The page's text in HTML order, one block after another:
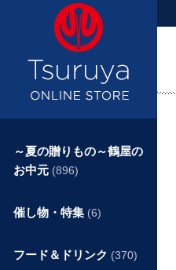
～夏の贈りもの～鶴屋の
お中元 (896)
催し物・特集 (6)
フード＆ドリンク (370)